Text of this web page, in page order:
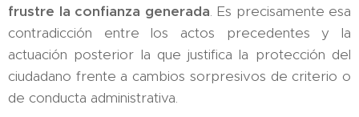
frustre la confianza generada. Es precisamente esa
contradicción entre los actos precedentes y la
actuación posterior la que justifica la protección del
ciudadano frente a cambios sorpresivos de criterio o
de conducta administrativa.